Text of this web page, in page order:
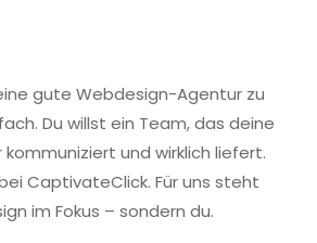
gute Webdesign-Agentur zu
Du willst ein Team, das deine
und wirklich liefert.
CaptivateClick. Für uns steht
im Fokus – sondern du.